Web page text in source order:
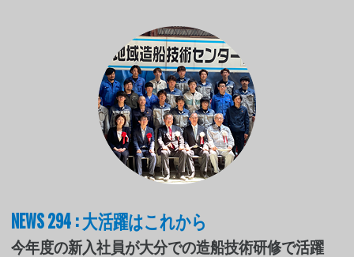
NEWS 294 : 大活躍はこれから
今年度の新入社員が大分での造船技術研修で活躍